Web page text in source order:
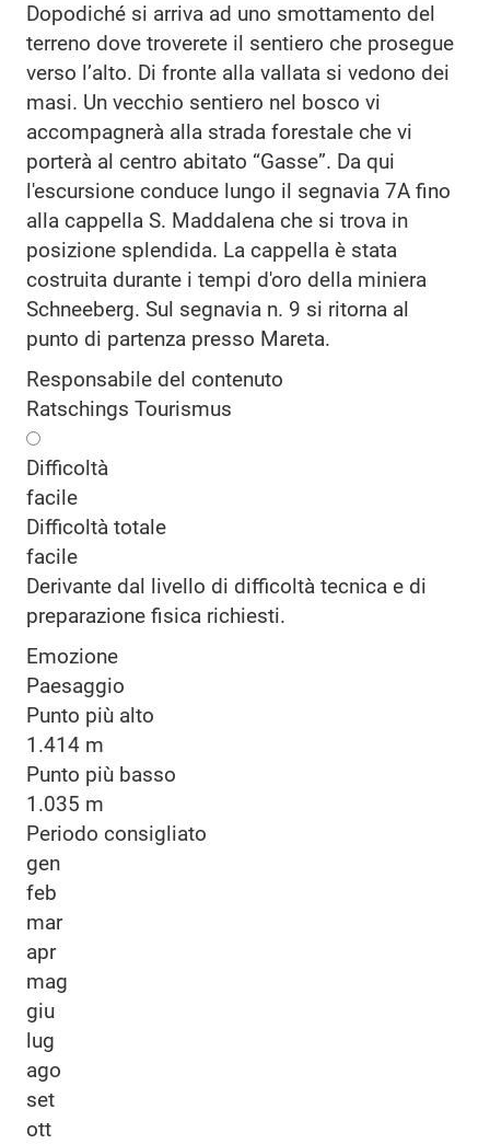
Dopodiché si arriva ad uno smottamento del
terreno dove troverete il sentiero che prosegue
verso l’alto. Di fronte alla vallata si vedono dei
masi. Un vecchio sentiero nel bosco vi
accompagnerà alla strada forestale che vi
porterà al centro abitato “Gasse”. Da qui
l'escursione conduce lungo il segnavia 7A fino
alla cappella S. Maddalena che si trova in
posizione splendida. La cappella è stata
costruita durante i tempi d'oro della miniera
Schneeberg. Sul segnavia n. 9 si ritorna al
punto di partenza presso Mareta.
Responsabile del contenuto
Ratschings Tourismus
Difficoltà
facile
Difficoltà totale
facile
Derivante dal livello di difficoltà tecnica e di
preparazione fisica richiesti.
Emozione
Paesaggio
Punto più alto
1.414 m
Punto più basso
1.035 m
Periodo consigliato
gen
feb
mar
apr
mag
giu
lug
ago
set
ott